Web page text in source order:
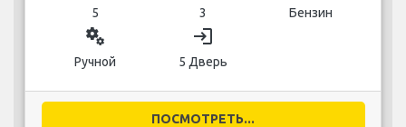
5 3 Бензин
miscellaneous_services
Ручной
login
5 Дверь
ПОСМОТРЕТЬ...